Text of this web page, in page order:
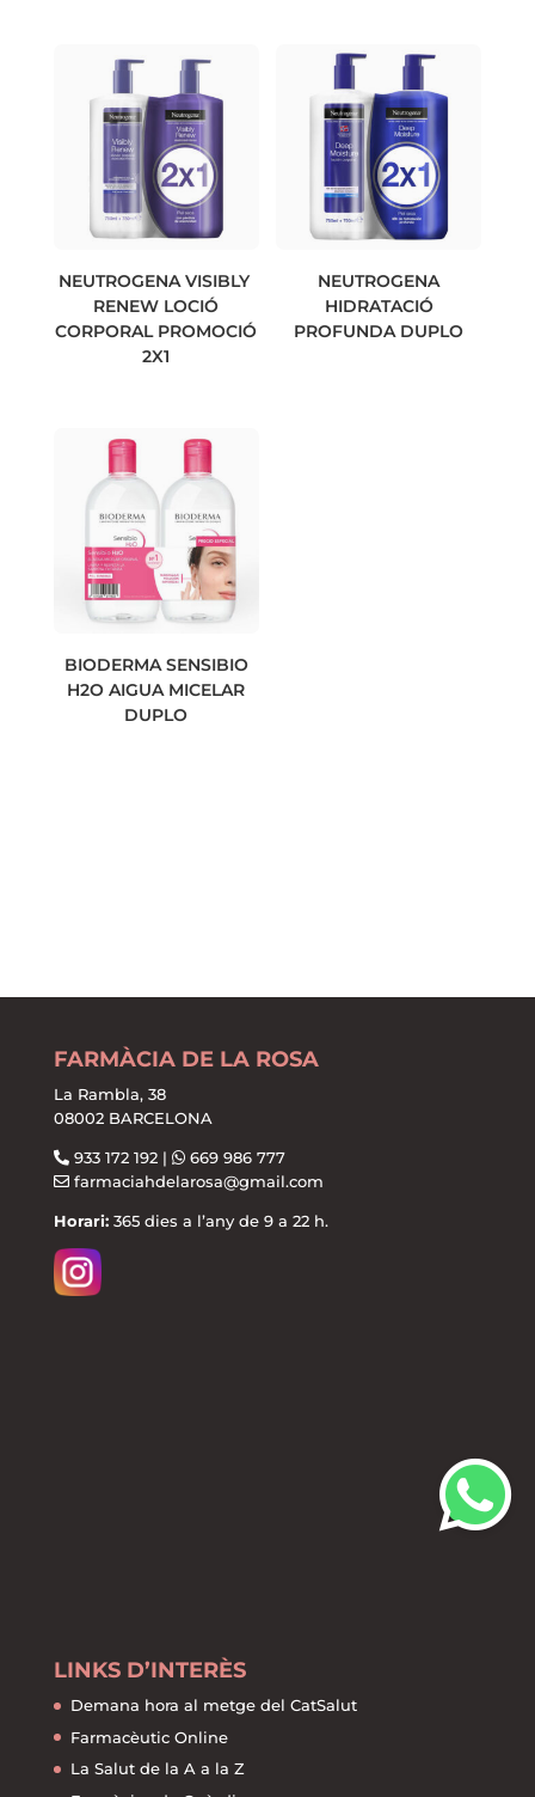
NEUTROGENA VISIBLY
RENEW LOCIÓ
CORPORAL PROMOCIÓ
2X1
NEUTROGENA
HIDRATACIÓ
PROFUNDA DUPLO
BIODERMA SENSIBIO
H2O AIGUA MICELAR
DUPLO
FARMÀCIA DE LA ROSA
La Rambla, 38
08002 BARCELONA
933 172 192 |
669 986 777
farmaciahdelarosa@gmail.com
Horari: 365 dies a l’any de 9 a 22 h.
LINKS D’INTERÈS
Demana hora al metge del CatSalut
Farmacèutic Online
La Salut de la A a la Z